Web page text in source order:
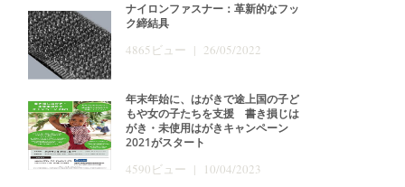
ナイロンファスナー：革新的なフッ
ク締結具
4865ビュー | 26/05/2022
年末年始に、はがきで途上国の子ど
もや女の子たちを支援 書き損じは
がき・未使用はがきキャンペーン
2021がスタート
4590ビュー | 10/04/2023